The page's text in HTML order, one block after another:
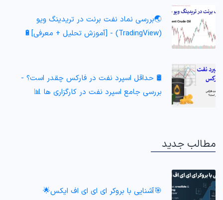
🌏بررسی نماد نفت برنت در تریدینگ ویو
(TradingView) - [آموزش تحلیل + معرفی]🔋
🛢️ حداقل اسپرد نفت در فارکس چقدر است؟ -
بررسی جامع اسپرد نفت در کارگزاری ها 📊
مطالب جدید
🎯آشنایی با بروکر ای ای ای اف ایکس🌟